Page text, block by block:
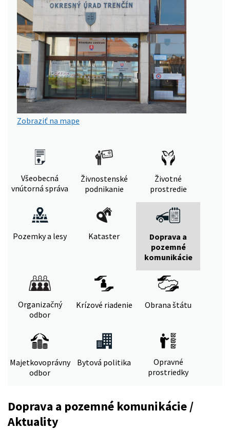
Zobraziť na mape
Všeobecná
vnútorná správa
Živnostenské
podnikanie
Životné
prostredie
Pozemky a lesy Kataster
Doprava a
pozemné
komunikácie
Organizačný
odbor
Krízové riadenie Obrana štátu
Majetkovoprávny
odbor
Bytová politika
Opravné
prostriedky
Doprava a pozemné komunikácie /
Aktuality